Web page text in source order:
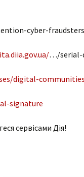
cyber-fraudsters
…/serial-
digital-communities
signature
сервісами Дія!